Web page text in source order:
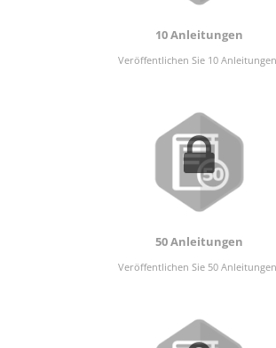
10 Anleitungen
Veröffentlichen Sie 10
50 Anleitungen
Veröffentlichen Sie 50